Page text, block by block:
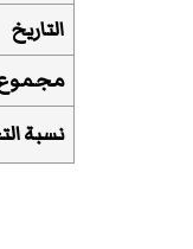
التاريخ
مجموع
نسبة